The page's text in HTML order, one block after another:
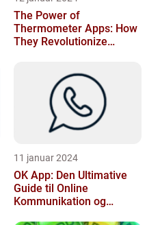
The Power of
Thermometer Apps: How
They Revolutionize
11 januar 2024
OK App: Den Ultimative
Guide til Online
Kommunikation og